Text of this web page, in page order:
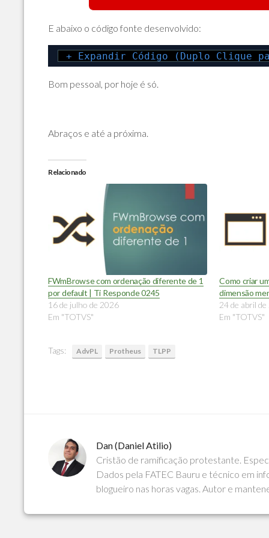
E abaixo o código fonte desenvolvido:
+ Expandir Código (Duplo Clique
Bom pessoal, por hoje é só.
Abraços e até a próxima.
Relacionado
FWmBrowse com ordenação diferente de 1
por default | Ti Responde 0245
16 de julho de 2026
Em "TOTVS"
Como criar
dimensão
24 de abril
Em "TOTVS"
Tags: AdvPL Protheus TLPP
Dan (Daniel Atilio)
Cristão de ramificação protestante.
Dados pela FATEC Bauru e técnico em
blogueiro nas horas vagas. Autor e